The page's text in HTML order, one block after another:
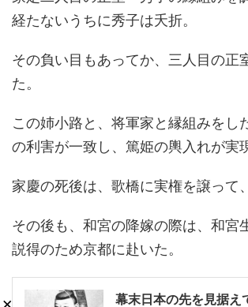
経たないうちに秀子は夭折。
その負い目もあってか、三人目の正
た。
この姉小路と、将軍家と縁組みをし
の利害が一致し、篤姫の輿入れが実
家慶の死後は、歌橋に実権を譲って
その後も、和宮の降嫁の際は、和宮
説得のため京都に赴いた。
幕末日本の先を見据え